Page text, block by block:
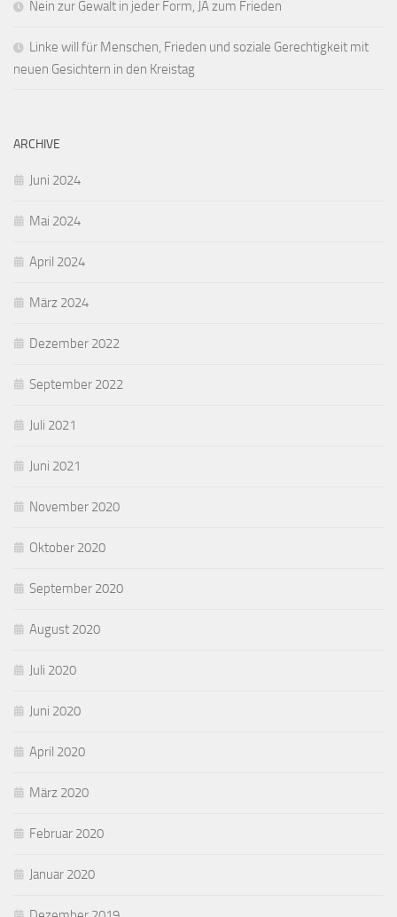
Nein zur Gewalt in jeder Form, JA zum Frieden
Linke will für Menschen, Frieden und soziale Gerechtigkeit mit
neuen Gesichtern in den Kreistag
ARCHIVE
Juni 2024
Mai 2024
April 2024
März 2024
Dezember 2022
September 2022
Juli 2021
Juni 2021
November 2020
Oktober 2020
September 2020
August 2020
Juli 2020
Juni 2020
April 2020
März 2020
Februar 2020
Januar 2020